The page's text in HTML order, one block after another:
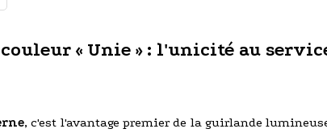
« Unie » : l'unicité au
, c'est l'avantage premier de la guirlande